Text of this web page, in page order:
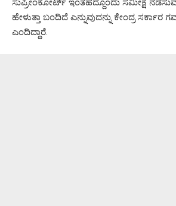
ಸುಪ್ರೀಂಕೋರ್ಟ್ ಇಂತಹದ್ದೊಂದು ಸಮೀಕ್ಷೆ ನಡೆಸುವ
ಹೇಳುತ್ತಾ ಬಂದಿದೆ ಎನ್ನುವುದನ್ನು ಕೇಂದ್ರ ಸರ್ಕಾರ
ಎಂದಿದ್ದಾರೆ.